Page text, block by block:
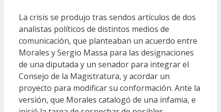
La crisis se produjo tras sendos artículos de dos
analistas políticos de distintos medios de
comunicación, que planteaban un acuerdo entre
Morales y Sergio Massa para las designaciones
de una diputada y un senador para integrar el
Consejo de la Magistratura, y acordar un
proyecto para modificar su conformación. Ante la
versión, que Morales catalogó de una infamia, e